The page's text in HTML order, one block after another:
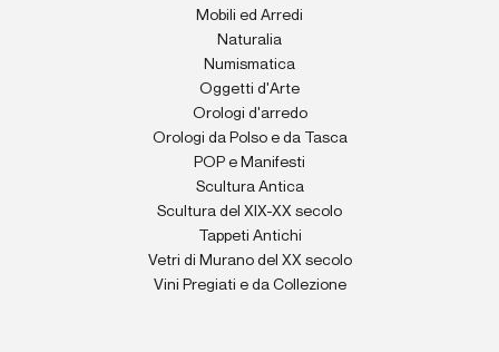
Mobili ed Arredi
Naturalia
Numismatica
Oggetti d'Arte
Orologi d'arredo
Orologi da Polso e da Tasca
POP e Manifesti
Scultura Antica
Scultura del XIX-XX secolo
Tappeti Antichi
Vetri di Murano del XX secolo
Vini Pregiati e da Collezione